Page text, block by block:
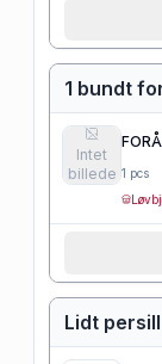
1 bundt
Intet
billede 1 pcs
Lidt